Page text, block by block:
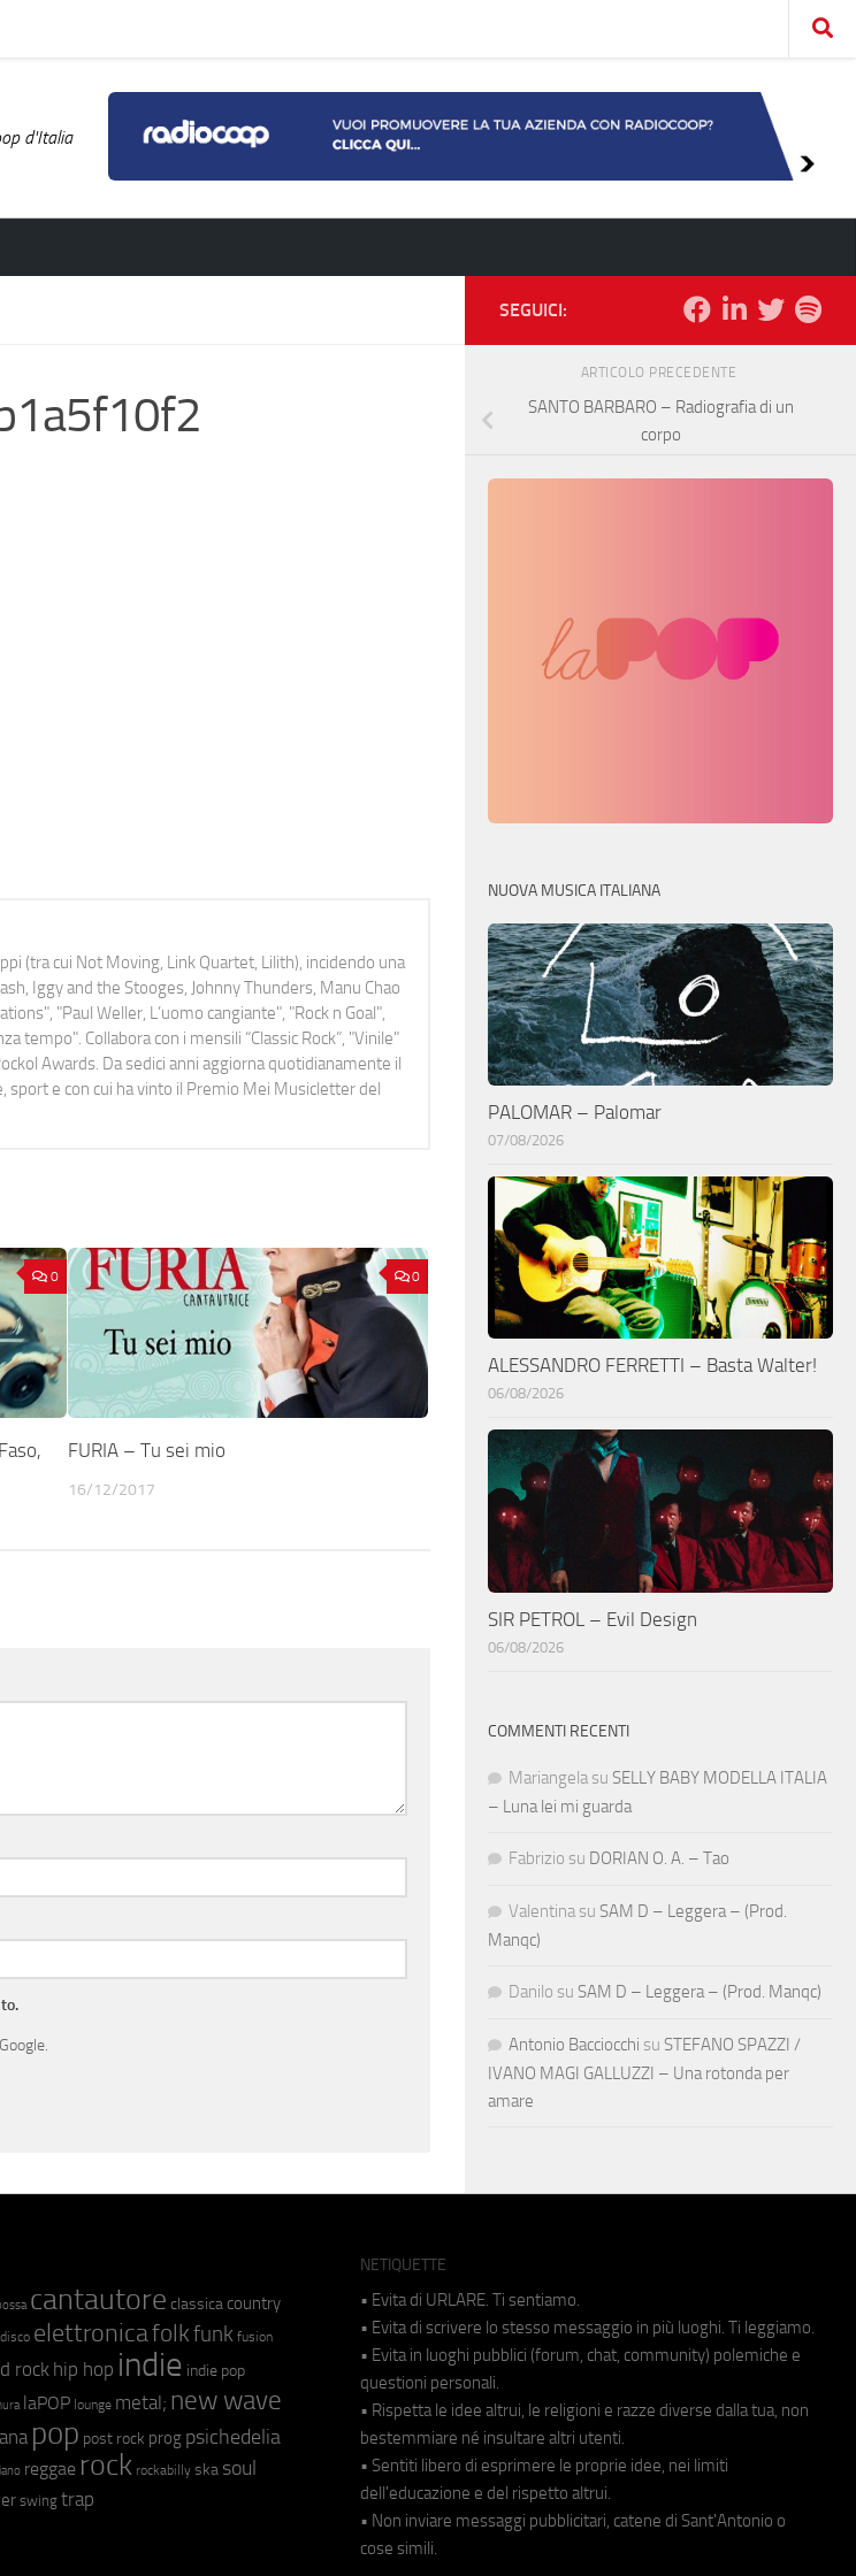
d'Italia
(tra cui Not Moving, Link Quartet, Lilith), incidendo una
Iggy and the Stooges, Johnny Thunders, Manu Chao
"Paul Weller, L’uomo cangiante", "Rock n Goal",
tempo". Collabora con i mensili “Classic Rock”, "Vinile"
Awards. Da sedici anni aggiorna quotidianamente il
e con cui ha vinto il Premio Mei Musicletter del
0 0
FURIA – Tu sei mio
16/12/2017
SEGUICI:
ARTICOLO PRECEDENTE
SANTO BARBARO – Radiografia di un
corpo
NUOVA MUSICA ITALIANA
PALOMAR – Palomar
07/08/2026
ALESSANDRO FERRETTI – Basta Walter!
06/08/2026
SIR PETROL – Evil Design
06/08/2026
COMMENTI RECENTI
Mariangela su SELLY BABY MODELLA ITALIA
– Luna lei mi guarda
Fabrizio su DORIAN O. A. – Tao
Valentina su SAM D – Leggera – (Prod.
Manqc)
Danilo su SAM D – Leggera – (Prod. Manqc)
Antonio Bacciocchi su STEFANO SPAZZI /
IVANO MAGI GALLUZZI – Una rotonda per
amare
cantautore classica country
disco elettronicafolkfunk fusion
rock hip hop indie indie pop
laPOP lounge metal; new wave
pop post rock prog psichedelia
reggae rock rockabilly ska soul
swing trap
NETIQUETTE
• Evita di URLARE. Ti sentiamo.
• Evita di scrivere lo stesso messaggio in più luoghi. Ti leggiamo.
• Evita in luoghi pubblici (forum, chat, community) polemiche e
questioni personali.
• Rispetta le idee altrui, le religioni e razze diverse dalla tua, non
bestemmiare né insultare altri utenti.
• Sentiti libero di esprimere le proprie idee, nei limiti
dell'educazione e del rispetto altrui.
• Non inviare messaggi pubblicitari, catene di Sant'Antonio o
cose simili.